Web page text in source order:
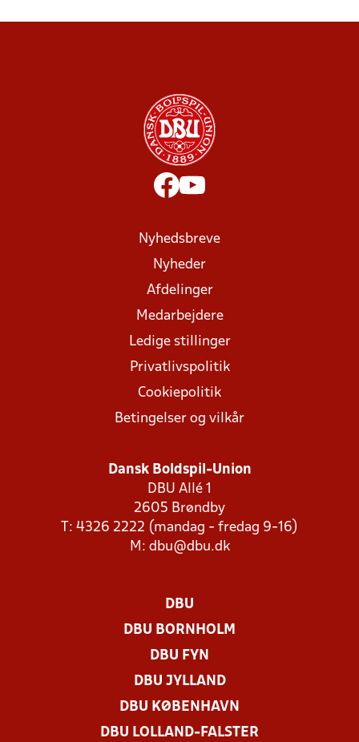
Nyhedsbreve
Nyheder
Afdelinger
Medarbejdere
Ledige stillinger
Privatlivspolitik
Cookiepolitik
Betingelser og vilkår
Dansk Boldspil-Union
DBU Allé 1
2605 Brøndby
T: 4326 2222 (mandag - fredag 9-16)
M: dbu@dbu.dk
DBU
DBU BORNHOLM
DBU FYN
DBU JYLLAND
DBU KØBENHAVN
DBU LOLLAND-FALSTER